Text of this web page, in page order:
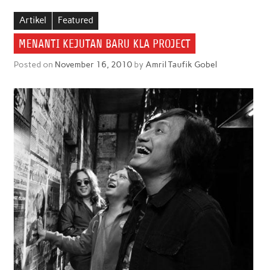
Artikel Featured
MENANTI KEJUTAN BARU KLA PROJECT
Posted on November 16, 2010by Amril Taufik Gobel